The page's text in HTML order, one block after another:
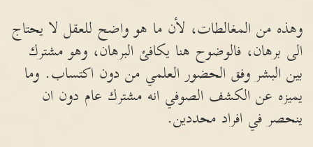
وهذه من المغالطات، لأن ما هو واضح للعقل لا يحتاج
الى برهان، فالوضوح هنا يكافئ البرهان، وهو مشترك
بين البشر وفق الحضور العلمي من دون اكتساب. وما
يميزه عن الكشف الصوفي انه مشترك عام دون ان
ينحصر في افراد محددين.